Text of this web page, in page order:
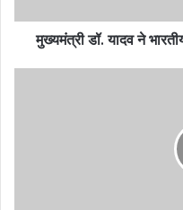
मुख्यमंत्री डॉ. यादव ने